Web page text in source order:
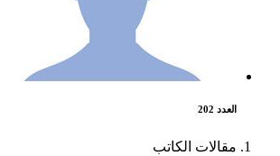
العدد 202
مقالات الكاتب